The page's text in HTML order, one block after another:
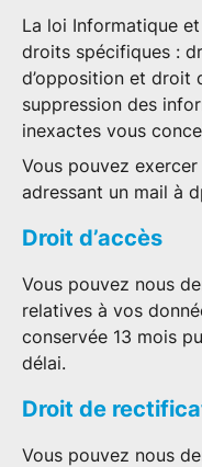
La loi Informatique
droits spécifiques :
d’opposition et droit
suppression des
inexactes vous
Vous pouvez
adressant un mail à
Droit d’accès
Vous pouvez nous
relatives à vos
conservée 13 mois
délai.
Droit de
Vous pouvez nous